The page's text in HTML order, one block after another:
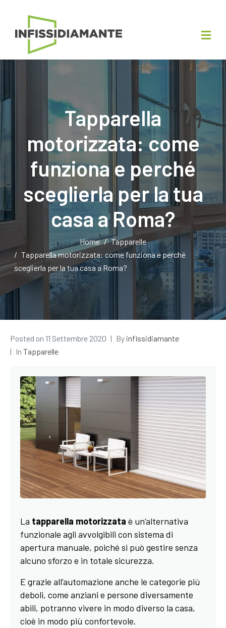
Tapparella
motorizzata: come
funziona e perché
sceglierla per la tua
casa a Roma?
Home
Tapparelle
Tapparella motorizzata: come funziona e perché
sceglierla per la tua casa a Roma?
Posted on 11 Settembre 2020 By infissidiamante
In Tapparelle
La tapparella motorizzata è un’alternativa
funzionale agli avvolgibili con sistema di
apertura manuale, poiché si può gestire senza
alcuno sforzo e in totale sicurezza.
E grazie all’automazione anche le categorie più
deboli, come anziani e persone diversamente
abili, potranno vivere in modo diverso la casa,
cioè in modo più confortevole.